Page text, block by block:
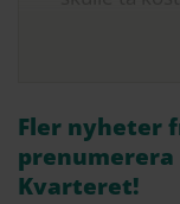
Fler nyheter
Kvarteret!